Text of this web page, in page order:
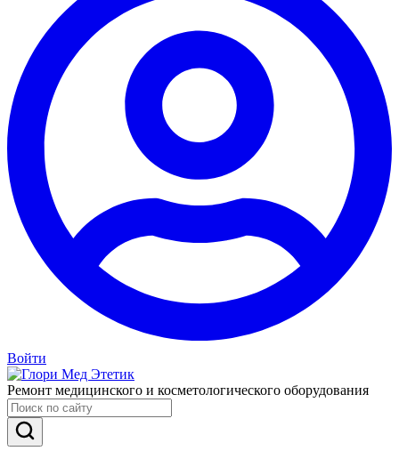
Войти
Ремонт медицинского и косметологического оборудования